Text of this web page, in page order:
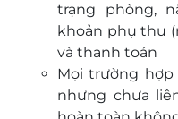
Đặt phòng qua
nhận ưu đãi hấp
trạng phòng,
khoản phụ thu
và thanh toán
Mọi trường
nhưng chưa